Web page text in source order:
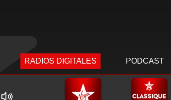
RADIOS DIGITALES PODCAST